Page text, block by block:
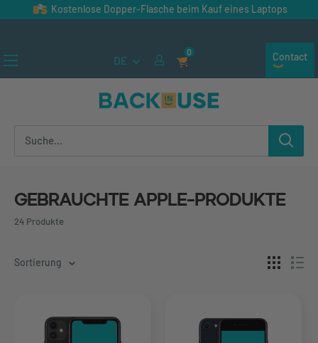
Kostenlose Dopper-Flasche beim Kauf eines Laptops
Back
in
DE
0 Contact
Gebrauchte Apple-Produkte
24 Produkte
Sortierung